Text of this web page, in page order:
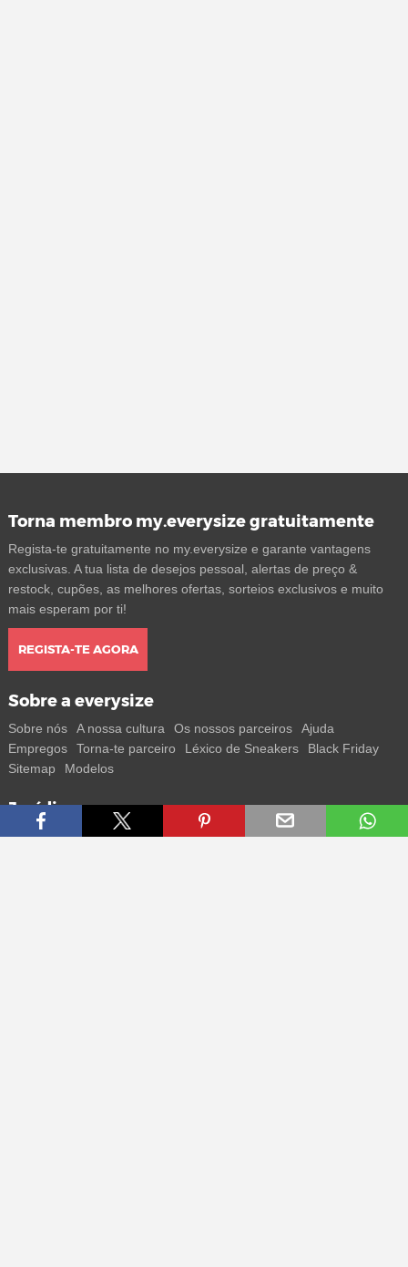
Torna membro my.everysize gratuitamente
Regista-te gratuitamente no my.everysize e garante vantagens
exclusivas. A tua lista de desejos pessoal, alertas de preço &
restock, cupões, as melhores ofertas, sorteios exclusivos e muito
mais esperam por ti!
REGISTA-TE AGORA
Sobre a everysize
Sobre nós A nossa cultura Os nossos parceiros
Ajuda
Empregos
Torna-te parceiro Léxico de Sneakers
Black Friday
Sitemap
Modelos
Jurídico
Termos Privacidade Impressum Contacto